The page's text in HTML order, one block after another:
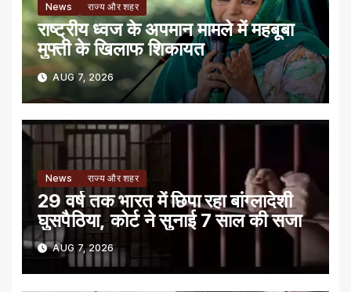
News राज्य और शहर
राष्ट्रीय ध्वज के अपमान मामले में महबूबा
मुफ्ती के खिलाफ शिकायत
AUG 7, 2026
News राज्य और शहर
29 वर्ष तक भारत में छिपा रहा बांग्लादेशी
घुसपैठिया, कोर्ट ने सुनाई 7 साल की सजा
AUG 7, 2026